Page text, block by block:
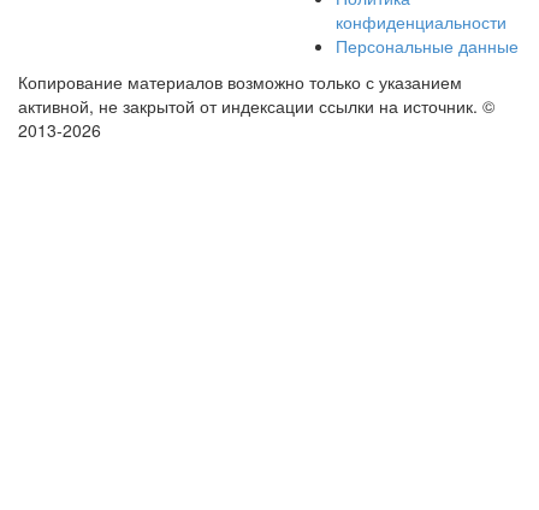
конфиденциальности
Персональные данные
Копирование материалов возможно только с указанием
активной, не закрытой от индексации ссылки на источник. ©
2013-2026